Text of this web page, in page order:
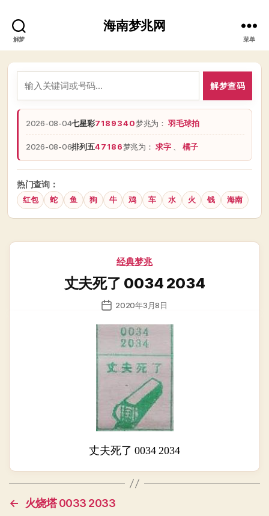
解梦
海南梦兆网
菜单
解梦查码
2026-08-04七星彩7189340梦兆为：羽毛球拍
2026-08-06排列五47186梦兆为：求字 橘子
热门查询：
红包 蛇 鱼 狗 牛 鸡 车 水 火 钱 海南
分
经典梦兆
丈夫死了 0034 2034
发
日
2020年3月8日
丈夫死了 0034 2034
←
火烧塔 0033 2033